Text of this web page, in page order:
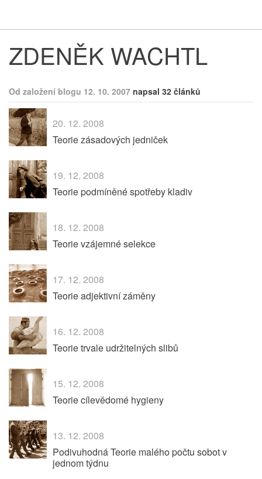
ZDENĚK WACHTL
Od založení blogu 12. 10. 2007 napsal 32 článků
20. 12. 2008
Teorie zásadových jedniček
19. 12. 2008
Teorie podmíněné spotřeby kladiv
18. 12. 2008
Teorie vzájemné selekce
17. 12. 2008
Teorie adjektivní záměny
16. 12. 2008
Teorie trvale udržitelných slibů
15. 12. 2008
Teorie cílevědomé hygieny
13. 12. 2008
Podivuhodná Teorie malého počtu sobot v
jednom týdnu